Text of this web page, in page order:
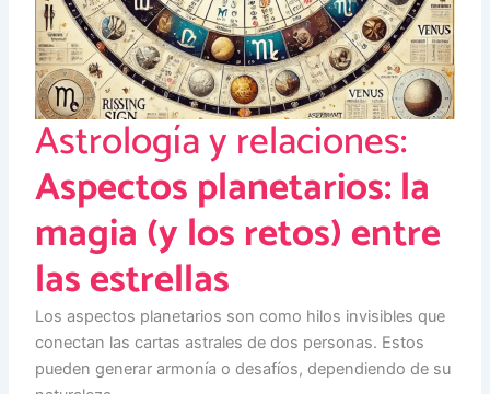
Astrología y relaciones:
Aspectos planetarios: la
magia (y los retos) entre
las estrellas
Los aspectos planetarios son como hilos invisibles que
conectan las cartas astrales de dos personas. Estos
pueden generar armonía o desafíos, dependiendo de su